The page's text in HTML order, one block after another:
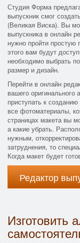
Студия Форма
выпускник смог
(Великая Виска). Вы
выпускника в онлайн
нужно пройти простую
этого вам будут
необходимо выбрать
размер и дизайн.
Перейти в онлайн
вашего
приступать к
все фотоматериалы,
страницах макета вы
а какие убрать.
нужным,
затруднения, то
Когда макет будет
Редактор
Изготовить